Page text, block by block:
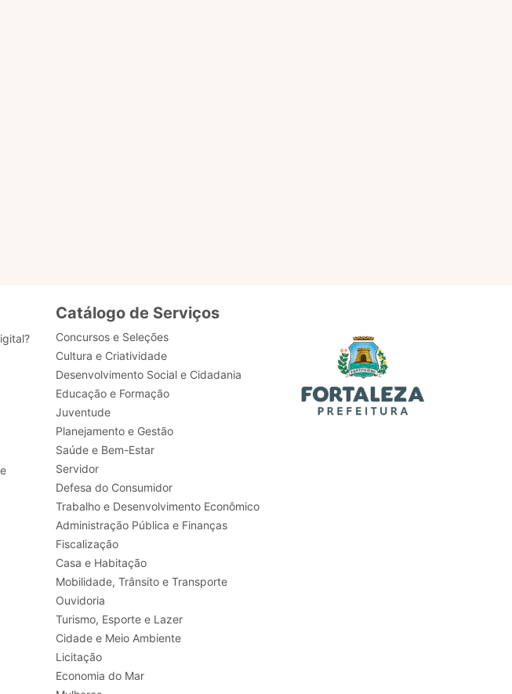
Catálogo de Serviços
Concursos e Seleções
Cultura e Criatividade
Desenvolvimento Social e Cidadania
Educação e Formação
Juventude
Planejamento e Gestão
Saúde e Bem-Estar
Servidor
Defesa do Consumidor
Trabalho e Desenvolvimento Econômico
Administração Pública e Finanças
Fiscalização
Casa e Habitação
Mobilidade, Trânsito e Transporte
Ouvidoria
Turismo, Esporte e Lazer
Cidade e Meio Ambiente
Licitação
Economia do Mar